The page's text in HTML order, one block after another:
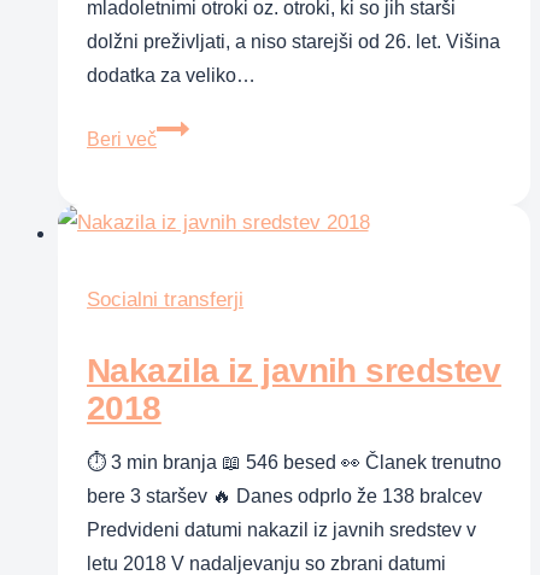
mladoletnimi otroki oz. otroki, ki so jih starši
dolžni preživljati, a niso starejši od 26. let. Višina
dodatka za veliko…
Beri več
Dodatek
družino
Socialni transferji
Nakazila iz javnih sredstev
2018
⏱ 3 min branja 📖 546 besed 👀 Članek trenutno
bere 3 staršev 🔥 Danes odprlo že 138 bralcev
Predvideni datumi nakazil iz javnih sredstev v
letu 2018 V nadaljevanju so zbrani datumi